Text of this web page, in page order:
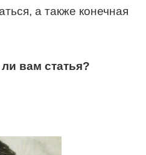
а также конечная
вам статья?